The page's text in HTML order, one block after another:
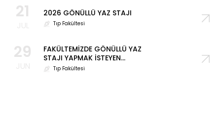
21
JUL
2026 GÖNÜLLÜ YAZ STAJI
Tıp Fakültesi
29
JUN
FAKÜLTEMİZDE GÖNÜLLÜ YAZ
STAJI YAPMAK İSTEYEN
ÖĞRENCİLERİN DİKKATİNE!
Tıp Fakültesi